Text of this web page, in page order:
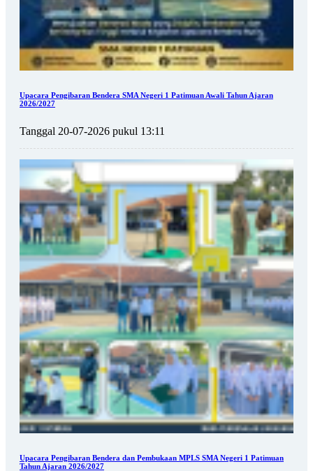
Upacara Pengibaran Bendera SMA Negeri 1 Patimuan Awali Tahun Ajaran
2026/2027
Tanggal 20-07-2026 pukul 13:11
Upacara Pengibaran Bendera dan Pembukaan MPLS SMA Negeri 1 Patimuan
Tahun Ajaran 2026/2027